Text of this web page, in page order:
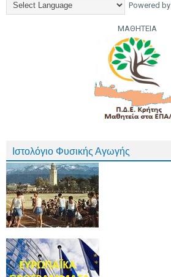
Powered by
ΜΑΘΗΤΕΙΑ
Ιστολόγιο Φυσικής Αγωγής